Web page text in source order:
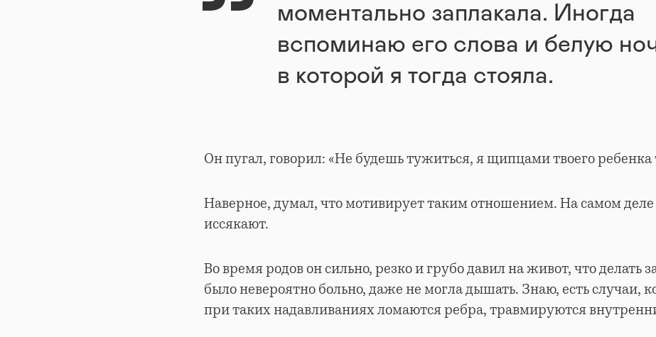
моментально заплакала. Иногда
вспоминаю его слова и белую
в которой я тогда стояла.
Он пугал, говорил: «Не будешь тужиться, я щипцами твоего ребенка
Наверное, думал, что мотивирует таким отношением. На самом
иссякают.
Во время родов он сильно, резко и грубо давил на живот, что делать
было невероятно больно, даже не могла дышать. Знаю, есть случаи,
при таких надавливаниях ломаются ребра, травмируются